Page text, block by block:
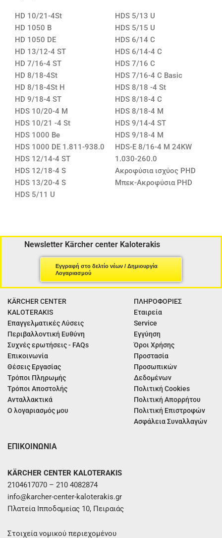
HD 10/21-4St
HD 1050 B
HD 1050 DE
HD 13/12-4 ST
HD 7/16-4 ST
HD 8/18-4St
HD 8/18-4St H
HD 9/18-4 ST
HDS 10/20-4 M
HDS 10/21 -4 St
HDS 1000 Be
HDS 1000 DE 1.811-938.0
HDS 12/14-4 ST
HDS 12/18-4 S
HDS 13/20-4 S
HDS 5/11 U
HDS 5/13 U
HDS 5/15 U
HDS 6/14 C
HDS 6/14-4 C
HDS 7/16 C
HDS 7/16-4 C Basic
HDS 8/18 -4 St
HDS 8/18-4 C
HDS 8/18-4 M
HDS 9/14-4 ST
HDS 9/18-4 M
HDS-E 8/16-4 M 24KW
1.030-260.0
Ακροφύσια ισχύος PHD
Μπεκ-Ακροφύσια PHD
Newsletter Kärcher center Kaloterakis
Εγγραφή στο δελτίο νέων / Δημιουργία
Λογαριασμού
KÄRCHER CENTER
KALOTERAKIS
Επαγγελματικές Λύσεις
Περιβαλλοντική Ευθύνη
Συχνές ερωτήσεις - FAQs
Επικοινωνία
Θέσεις Εργασίας
Τρόποι Πληρωμής
Τρόποι Αποστολής
Ανταλλακτικά
Ο λογαριασμός μου
ΠΛΗΡΟΦΟΡΙΕΣ
Εταιρεία
Service
Εγγύηση
Όροι Χρήσης
Προστασία
Προσωπικών
Δεδομένων
Πολιτική Cookies
Πολιτική Απορρήτου
Πολιτική Επιστροφών
Ασφάλεια Συναλλαγών
ΕΠΙΚΟΙΝΩΝΙΑ
KÄRCHER CENTER KALOTERAKIS
2104617070 – 210 4082874
info@karcher-center-kaloterakis.gr
Πλατεία Ιπποδαμείας 10, Πειραιάς
Στοιχεία νομικού περιεχομένου